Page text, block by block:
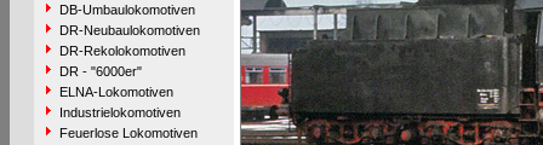
DB-Umbaulokomotiven
DR-Neubaulokomotiven
DR-Rekolokomotiven
DR - "6000er"
ELNA-Lokomotiven
Industrielokomotiven
Feuerlose Lokomotiven